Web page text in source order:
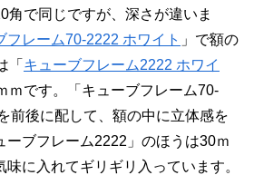
角で同じですが、深さが違いま
フレーム70-2222 ホワイト 」で額の
「 キューブフレーム2222 ホワイ
ｍです。「キューブフレーム70-
前後に配して、額の中に立体感を
ーブフレーム2222」のほうは30ｍ
に入れてギリギリ入っています。